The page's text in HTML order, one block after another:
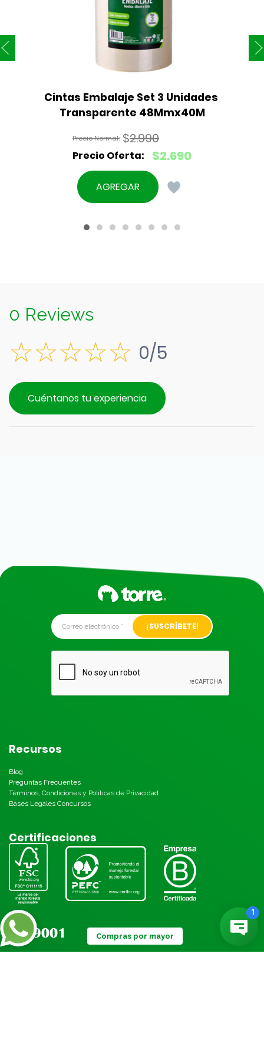
Cintas Embalaje Set 3 Unidades
Transparente 48Mmx40M
$2.990
El
precio
original
$2.690
El
precio
actual
$2.690.
AGREGAR
0 Reviews
0/5
Cuéntanos tu experiencia
Alternative:
Recursos
Blog
Preguntas Frecuentes
Términos, Condiciones y Políticas de Privacidad
Bases Legales Concursos
Certificaciones
Compras por mayor